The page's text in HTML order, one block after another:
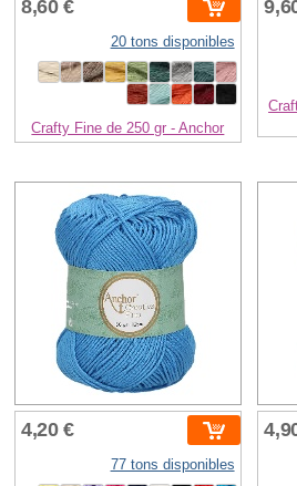
8,60 €
20 tons disponibles
Crafty Fine de 250 gr - Anchor
4,20 €
77 tons disponibles